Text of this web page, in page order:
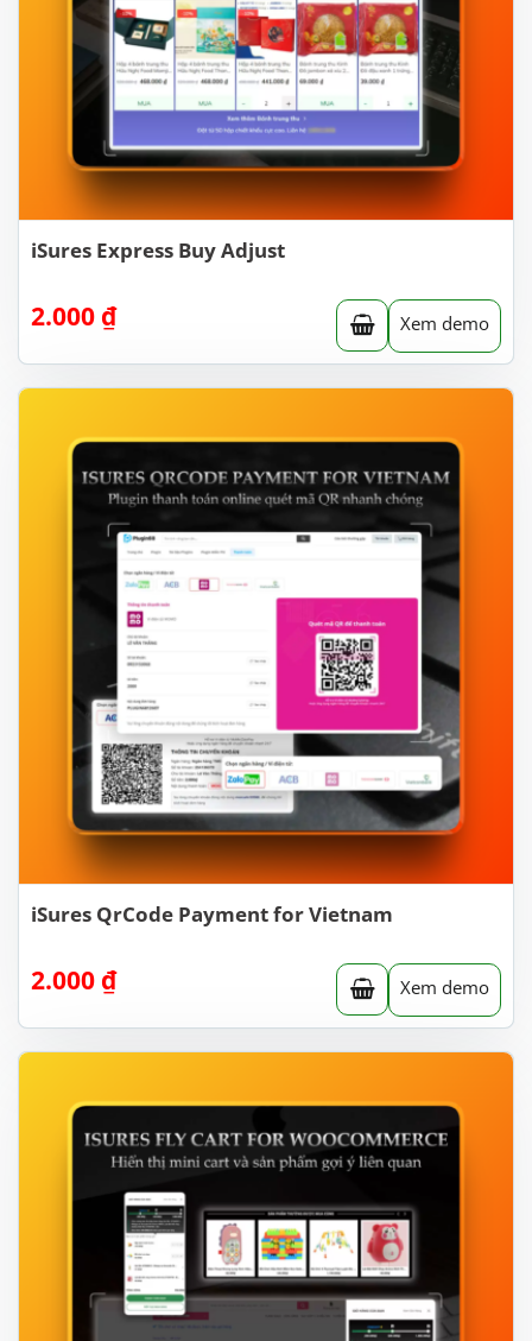
iSures Express Buy Adjust
2.000 ₫ Xem demo
iSures QrCode Payment for Vietnam
2.000 ₫ Xem demo